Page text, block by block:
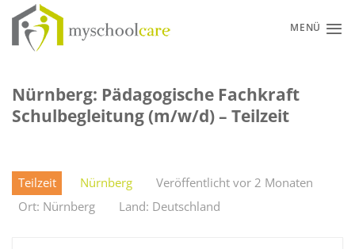
Zum
Inhalt
springen
MENÜ
Nürnberg: Pädagogische Fachkraft
Schulbegleitung (m/w/d) – Teilzeit
Teilzeit Nürnberg
Veröffentlicht vor 2 Monaten
Ort: Nürnberg
Land: Deutschland